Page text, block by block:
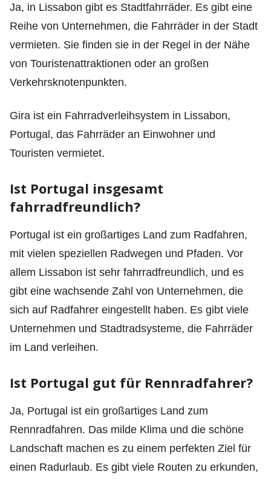
Ja, in Lissabon gibt es Stadtfahrräder. Es gibt eine
Reihe von Unternehmen, die Fahrräder in der Stadt
vermieten. Sie finden sie in der Regel in der Nähe
von Touristenattraktionen oder an großen
Verkehrsknotenpunkten.
Gira ist ein Fahrradverleihsystem in Lissabon,
Portugal, das Fahrräder an Einwohner und
Touristen vermietet.
Ist Portugal insgesamt
fahrradfreundlich?
Portugal ist ein großartiges Land zum Radfahren,
mit vielen speziellen Radwegen und Pfaden. Vor
allem Lissabon ist sehr fahrradfreundlich, und es
gibt eine wachsende Zahl von Unternehmen, die
sich auf Radfahrer eingestellt haben. Es gibt viele
Unternehmen und Stadtradsysteme, die Fahrräder
im Land verleihen.
Ist Portugal gut für Rennradfahrer?
Ja, Portugal ist ein großartiges Land zum
Rennradfahren. Das milde Klima und die schöne
Landschaft machen es zu einem perfekten Ziel für
einen Radurlaub. Es gibt viele Routen zu erkunden,